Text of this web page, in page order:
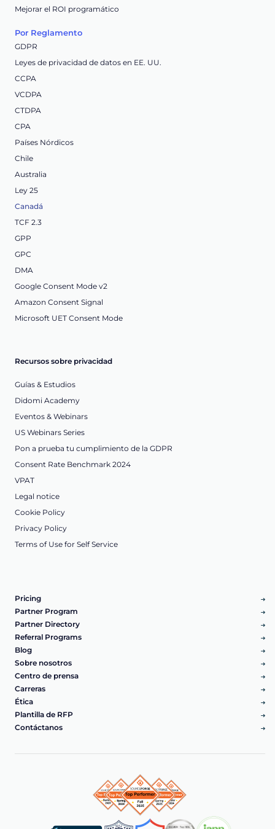
Mejorar el ROI programático
Por Reglamento
GDPR
Leyes de privacidad de datos en EE. UU.
CCPA
VCDPA
CTDPA
CPA
Países Nórdicos
Chile
Australia
Ley 25
Canadá
TCF 2.3
GPP
GPC
DMA
Google Consent Mode v2
Amazon Consent Signal
Microsoft UET Consent Mode
Recursos sobre privacidad
Guías & Estudios
Didomi Academy
Eventos & Webinars
US Webinars Series
Pon a prueba tu cumplimiento de la GDPR
Consent Rate Benchmark 2024
VPAT
Legal notice
Cookie Policy
Privacy Policy
Terms of Use for Self Service
Pricing
Partner Program
Partner Directory
Referral Programs
Blog
Sobre nosotros
Centro de prensa
Carreras
Ética
Plantilla de RFP
Contáctanos